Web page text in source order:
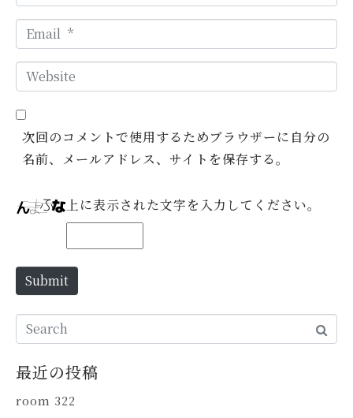
a
m
e
m
i
l
W
e
b
e
次回のコメントで使用するためブラウザーに自分の
名前、メールアドレス、サイトを保存する。
上に表示された文字を入力してください。
Submit
最近の投稿
room 322